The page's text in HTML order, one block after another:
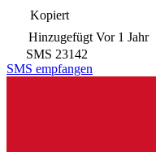
Kopiert
Hinzugefügt Vor 1 Jahr
SMS 23142
SMS empfangen